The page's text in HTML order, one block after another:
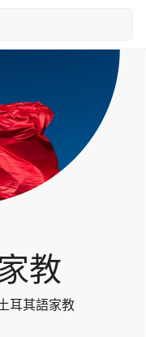
教
耳其語家教